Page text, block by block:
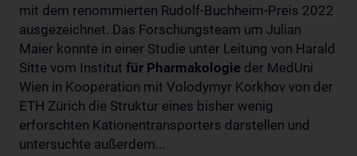
mit dem renommierten Rudolf-Buchheim-Preis 2022
ausgezeichnet. Das Forschungsteam um Julian
Maier konnte in einer Studie unter Leitung von Harald
Sitte vom Institut für Pharmakologie der MedUni
Wien in Kooperation mit Volodymyr Korkhov von der
ETH Zürich die Struktur eines bisher wenig
erforschten Kationentransporters darstellen und
untersuchte außerdem...